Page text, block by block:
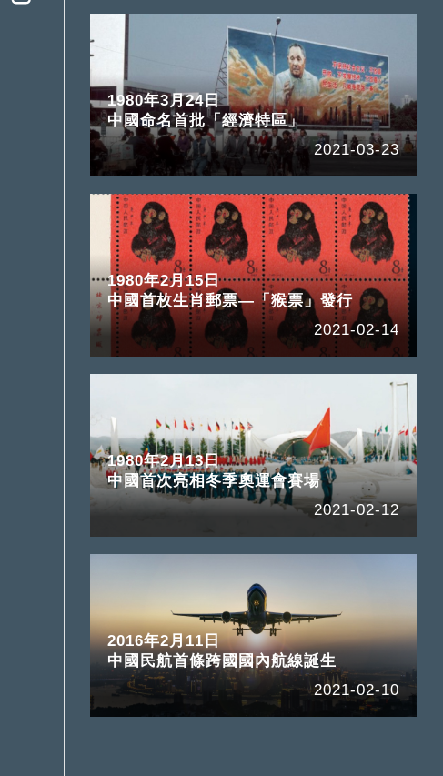
1980年3月24日
中國命名首批「經濟特區」
2021-03-23
1980年2月15日
中國首枚生肖郵票—「猴票」發行
2021-02-14
1980年2月13日
中國首次亮相冬季奧運會賽場
2021-02-12
2016年2月11日
中國民航首條跨國國內航線誕生
2021-02-10